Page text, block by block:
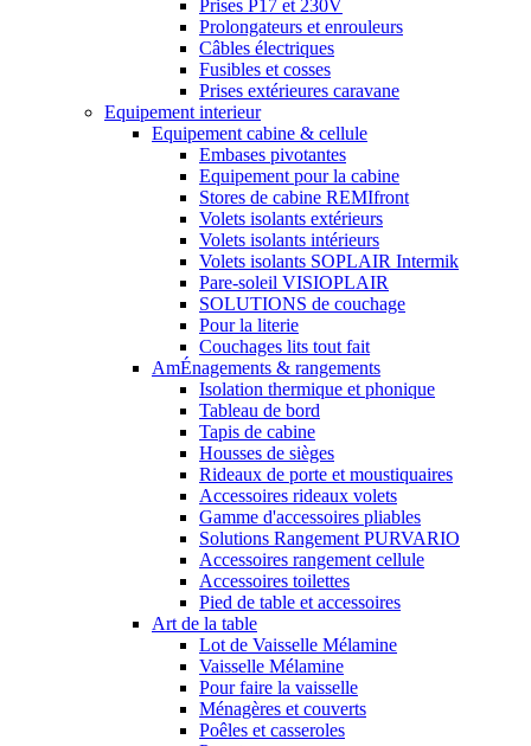
Prises P17 et 230V
Prolongateurs et enrouleurs
Câbles électriques
Fusibles et cosses
Prises extérieures caravane
Equipement interieur
Equipement cabine & cellule
Embases pivotantes
Equipement pour la cabine
Stores de cabine REMIfront
Volets isolants extérieurs
Volets isolants intérieurs
Volets isolants SOPLAIR Intermik
Pare-soleil VISIOPLAIR
SOLUTIONS de couchage
Pour la literie
Couchages lits tout fait
AmÉnagements & rangements
Isolation thermique et phonique
Tableau de bord
Tapis de cabine
Housses de sièges
Rideaux de porte et moustiquaires
Accessoires rideaux volets
Gamme d'accessoires pliables
Solutions Rangement PURVARIO
Accessoires rangement cellule
Accessoires toilettes
Pied de table et accessoires
Art de la table
Lot de Vaisselle Mélamine
Vaisselle Mélamine
Pour faire la vaisselle
Ménagères et couverts
Poêles et casseroles